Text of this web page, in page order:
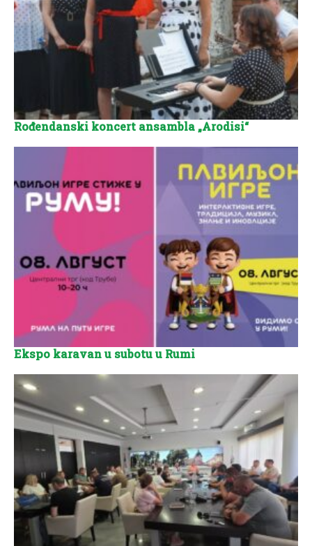
Rođendanski koncert ansambla „Arodisi“
Ekspo karavan u subotu u Rumi